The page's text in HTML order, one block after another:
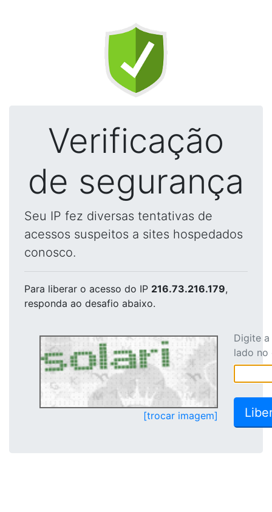
Verificação
de segurança
Seu IP fez diversas tentativas de
acessos suspeitos a sites hospedados
conosco.
Para liberar o acesso do IP 216.73.216.179,
responda ao desafio abaixo.
[trocar imagem]
Digite
lado no